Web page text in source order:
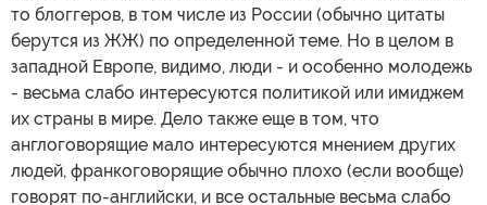
то блоггеров, в том числе из России (обычно цитаты
берутся из ЖЖ) по определенной теме. Но в целом в
западной Европе, видимо, люди - и особенно молодежь
- весьма слабо интересуются политикой или имиджем
их страны в мире. Дело также еще в том, что
англоговорящие мало интересуются мнением других
людей, франкоговорящие обычно плохо (если вообще)
говорят по-английски, и все остальные весьма слабо